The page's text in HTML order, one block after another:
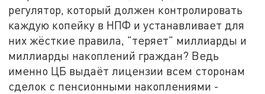
регулятор, который должен контролировать
каждую копейку в НПФ и устанавливает для
них жёсткие правила, "теряет" миллиарды и
миллиарды накоплений граждан? Ведь
именно ЦБ выдаёт лицензии всем сторонам
сделок с пенсионными накоплениями -